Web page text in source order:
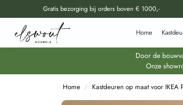
Gratis bezorging bij orders boven € 1000,-
Home
Doorzoek al onze producten
Door de
Onze
Home / Kastdeuren op maat voor IKEA